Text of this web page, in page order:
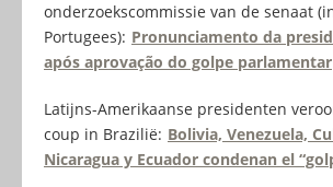
onderzoekscommissie van de senaat
Portugees): Pronunciamento da
após aprovação do golpe parlamentar
Latijns-Amerikaanse presidenten
coup in Brazilië: Bolivia, Venezuela,
Nicaragua y Ecuador condenan el